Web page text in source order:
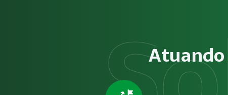
Empresas que exercem atividades com exposição a riscos
Atendimento especializado
A Megatrab - Engenharia de Segurança do Trabalho